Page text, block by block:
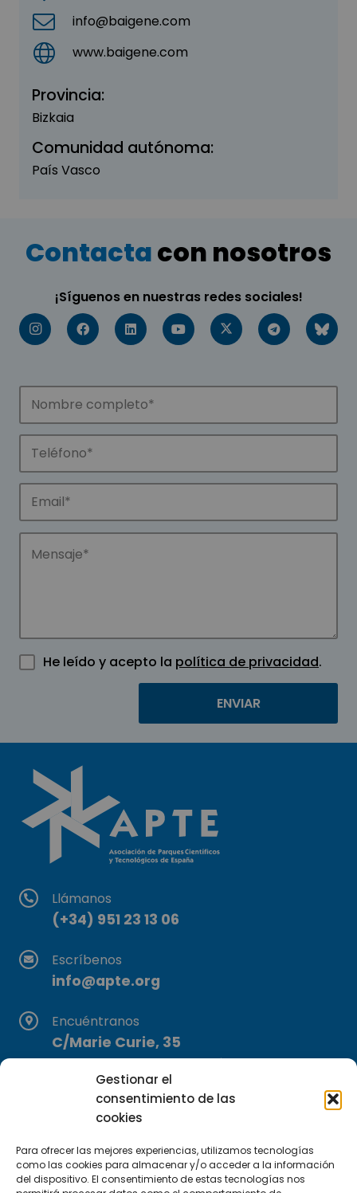
Gestionar el
consentimiento de las
cookies
Para ofrecer las mejores experiencias, utilizamos tecnologías
como las cookies para almacenar y/o acceder a la información
del dispositivo. El consentimiento de estas tecnologías nos
info@baigene.com
www.baigene.com
Provincia:
Bizkaia
Comunidad autónoma:
País Vasco
Contactacon nosotros
¡Síguenos en nuestras redes sociales!
He leído y acepto la política de privacidad.
Llámanos
(+34) 951 23 13 06
Escríbenos
info@apte.org
Encuéntranos
C/Marie Curie, 35
29590 Campanillas, Málaga